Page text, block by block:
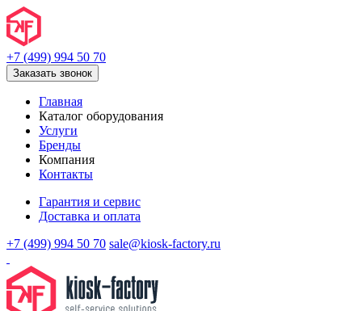
+7 (499) 994 50 70
Заказать звонок
Главная
Каталог оборудования
Услуги
Бренды
Компания
Контакты
Гарантия и сервис
Доставка и оплата
+7 (499) 994 50 70 sale@kiosk-factory.ru